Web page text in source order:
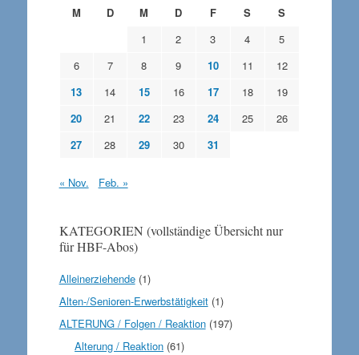
M
D M D F S
S
1
2 3 4
5
6
7 8 9 10 11
12
13
14 15 16 17 18
19
20
21 22 23 24 25
26
27
28 29 30 31
« Nov. Feb. »
KATEGORIEN (vollständige Übersicht nur
für HBF-Abos)
Alleinerziehende(1)
Alten-/Senioren-Erwerbstätigkeit(1)
ALTERUNG / Folgen / Reaktion(197)
Alterung / Reaktion (61)